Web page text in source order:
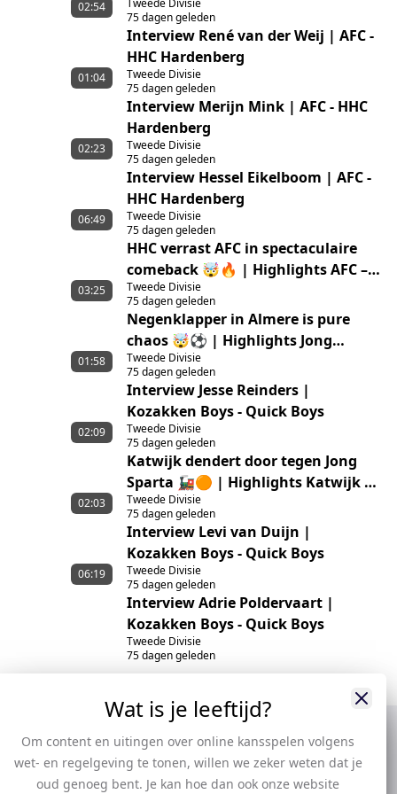
Tweede Divisie
75 dagen geleden
02:54
Interview René van der Weij | AFC -
HHC Hardenberg
Tweede Divisie
75 dagen geleden
01:04
Interview Merijn Mink | AFC - HHC
Hardenberg
Tweede Divisie
75 dagen geleden
02:23
Interview Hessel Eikelboom | AFC -
HHC Hardenberg
Tweede Divisie
75 dagen geleden
06:49
HHC verrast AFC in spectaculaire
comeback 🤯🔥 | Highlights AFC –
HHC Hardenberg
Tweede Divisie
75 dagen geleden
03:25
Negenklapper in Almere is pure
chaos 🤯⚽ | Highlights Jong
Almere City FC – GVVV
Tweede Divisie
75 dagen geleden
01:58
Interview Jesse Reinders |
Kozakken Boys - Quick Boys
Tweede Divisie
75 dagen geleden
02:09
Katwijk dendert door tegen Jong
Sparta 🚂🟠 | Highlights Katwijk –
Jong Sparta Rotterdam
Tweede Divisie
75 dagen geleden
02:03
Interview Levi van Duijn |
Kozakken Boys - Quick Boys
Tweede Divisie
75 dagen geleden
06:19
Interview Adrie Poldervaart |
Kozakken Boys - Quick Boys
Tweede Divisie
75 dagen geleden
Wat is je leeftijd?
Om content en uitingen over online kansspelen volgens
wet- en regelgeving te tonen, willen we zeker weten dat je
oud genoeg bent. Je kan hoe dan ook onze website